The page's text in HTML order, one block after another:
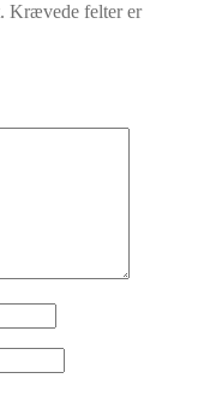
Krævede felter er